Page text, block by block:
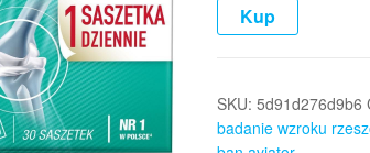
Kup
SKU: 5d91d276d9b6
badanie wzroku